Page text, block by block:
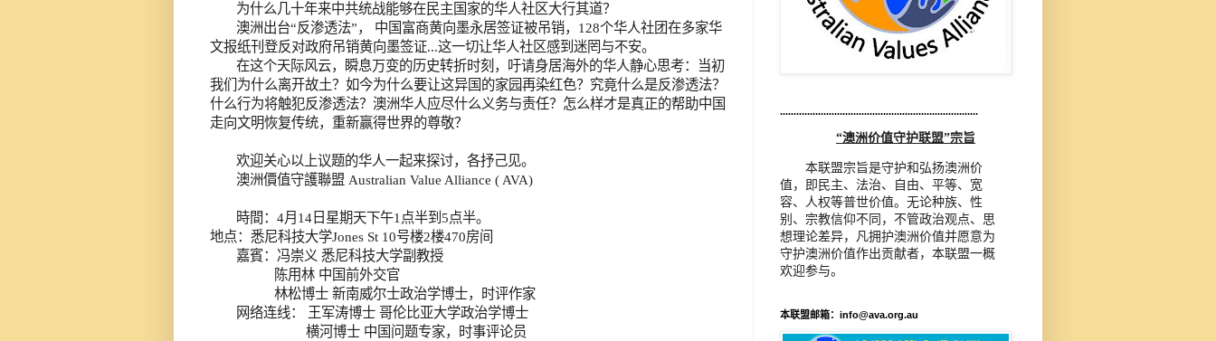
为什么几十年来中共统战能够在民主国家的华人社区大行其道？
澳洲出台“反渗透法”，
中国富商黄向墨永居签证被吊销， 128个华人社团在多家华
文报纸刊登反对政府吊销黄向墨签证...这一切让华人社区感到迷罔与不安。
在这个天际风云，瞬息万变的历史转折时刻，吁请身居海外的华人静心思考：当初
我们为什么离开故土？如今为什么要让这异国的家园再染红色？究竟什么是反渗透法？
什么行为将触犯反渗透法？澳洲华人应尽什么义务与责任？怎么样才是真正的帮助中国
走向文明恢复传统，重新赢得世界的尊敬？
欢迎关心以上议题的华人一起来探讨，各抒己见。
澳洲價值守護聯盟 Australian Value Alliance ( AVA)
時間： 4月 14日 星期天下午1 点半到 5点半。
地点：悉尼科技大学Jones St 10号楼2楼470房间
嘉賓：冯崇义 悉尼科技大学副教授
陈用林 中国前外交官
林松博士 新南威尔士政治学博士，时评作家
网络连线：
王军涛博士 哥伦比亚大学政治学博士
横河博士 中国问题专家，时事评论员
.........................................................................
“澳洲价值守护联盟”宗旨
本联盟宗旨是守护和弘扬澳洲价
值，即民主、法治、自由、平等、宽
容、人权等普世价值。无论种族、性
别、宗教信仰不同，不管政治观点、思
想理论差异，凡拥护澳洲价值并愿意为
守护澳洲价值作出贡献者，本联盟一概
欢迎参与。
本联盟邮箱：info@ava.org.au